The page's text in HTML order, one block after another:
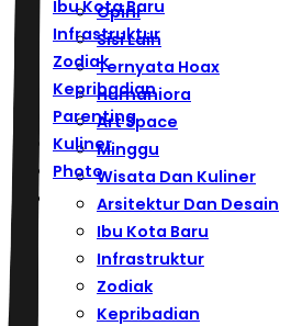
Ibu Kota Baru
Infrastruktur
Zodiak
Kepribadian
Parenting
Kuliner
Photo
Opini
Sisi Lain
Ternyata Hoax
Humaniora
Art Space
Minggu
Wisata Dan Kuliner
Arsitektur Dan Desain
Ibu Kota Baru
Infrastruktur
Zodiak
Kepribadian